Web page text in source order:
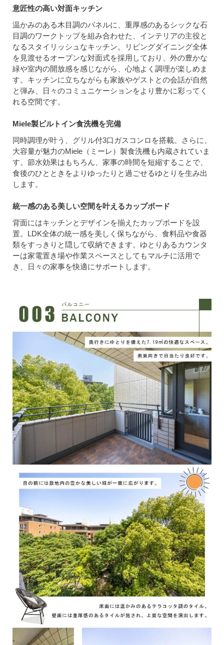
意匠性の高い対面キッチン
温かみのある木目調のパネルに、重厚感のあるシックな石
目調のワークトップを組み合わせた、インテリアの主役と
なるスタイリッシュなキッチン。リビングダイニング全体
を見渡せるオープンな対面式を採用しており、外の豊かな
緑や室内の開放感を感じながら、心地よく調理が楽しめま
す。キッチンに立ちながらも家族やゲストとの会話が自然
と弾み、日々のコミュニケーションをより豊かに彩ってく
れる空間です。
Miele製ビルトイン食洗機を完備
同時調理が叶う、グリル付3口ガスコンロを搭載。さらに、
大容量が魅力のMiele（ミーレ）製食洗機も内蔵されていま
す。節水効果はもちろん、家事の時間を短縮することで、
食後のひとときをよりゆったりと過ごせるゆとりを生み出
します。
統一感のある美しい空間を叶えるカップボード
背面にはキッチンとデザインを揃えたカップボードを設
置。LDK全体の統一感を美しく保ちながら、食料品や食器
類をすっきりと隠して収納できます。ゆとりあるカウンタ
ーは家電置き場や作業スペースとしてもマルチに活用で
き、日々の家事を快適にサポートします。